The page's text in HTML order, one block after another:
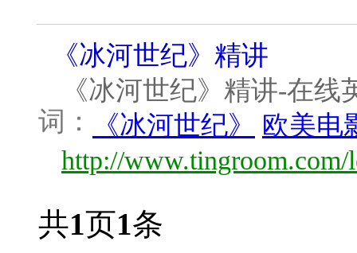
《冰河世纪》精讲
《冰河世纪》精讲-在线
词： 《冰河世纪》
欧美电
http://www.tingroom.com/
共1页1条